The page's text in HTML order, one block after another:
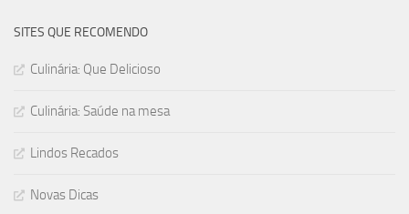
SITES QUE RECOMENDO
Culinária: Que Delicioso
Culinária: Saúde na mesa
Lindos Recados
Novas Dicas